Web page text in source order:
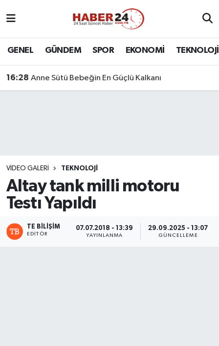
GENEL GÜNDEM SPOR EKONOMİ TEKNOLOJİ
16:28 Anne Sütü Bebeğin En Güçlü Kalkanı
VIDEO GALERI TEKNOLOJI
Altay tank milli motoru
Testı Yapıldı
TE BILIŞIM
EDITÖR
07.07.2018 - 13:39
YAYINLANMA
29.09.2025 - 13:07
GÜNCELLEME
Nöbetçi Eczaneler
Son Dakika Haberleri
Haber Arşivi